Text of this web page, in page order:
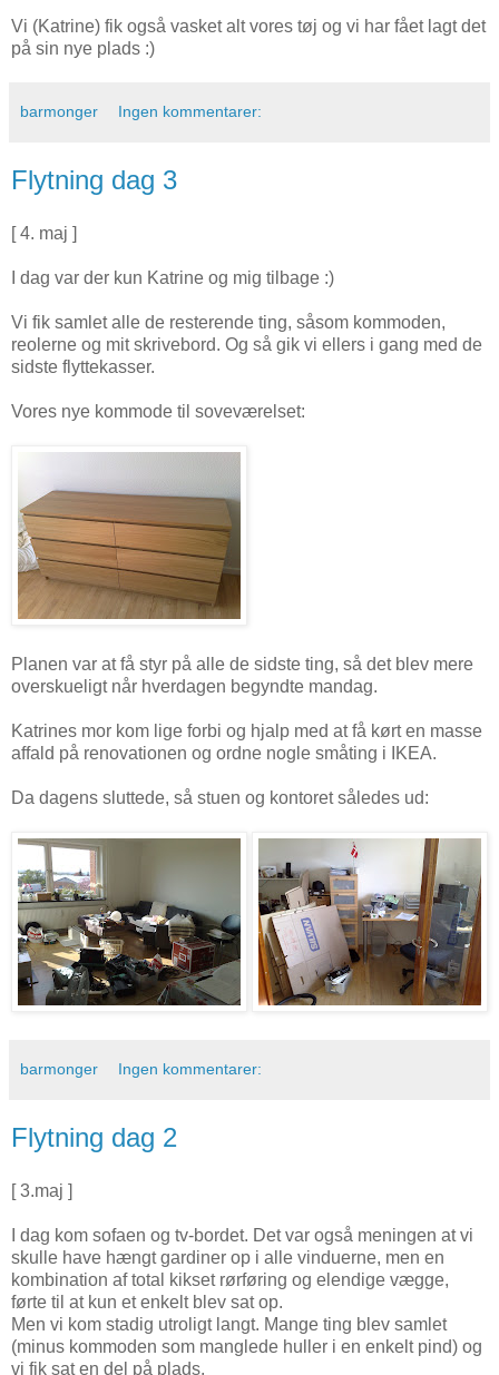
Vi (Katrine) fik også vasket alt vores tøj og vi har fået lagt det
på sin nye plads :)
barmonger Ingen kommentarer:
Flytning dag 3
[ 4. maj ]
I dag var der kun Katrine og mig tilbage :)
Vi fik samlet alle de resterende ting, såsom kommoden,
reolerne og mit skrivebord. Og så gik vi ellers i gang med de
sidste flyttekasser.
Vores nye kommode til soveværelset:
Planen var at få styr på alle de sidste ting, så det blev mere
overskueligt når hverdagen begyndte mandag.
Katrines mor kom lige forbi og hjalp med at få kørt en masse
affald på renovationen og ordne nogle småting i IKEA.
Da dagens sluttede, så stuen og kontoret således ud:
barmonger Ingen kommentarer:
Flytning dag 2
[ 3.maj ]
I dag kom sofaen og tv-bordet. Det var også meningen at vi
skulle have hængt gardiner op i alle vinduerne, men en
kombination af total kikset rørføring og elendige vægge,
førte til at kun et enkelt blev sat op.
Men vi kom stadig utroligt langt. Mange ting blev samlet
(minus kommoden som manglede huller i en enkelt pind) og
vi fik sat en del på plads.